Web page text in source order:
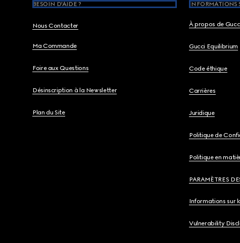
BESOIN D'AIDE ?
Nous Contacter
Ma Commande
Foire aux Questions
Désinscription à la Newsletter
Plan du Site
INFORMATIONS
À propos de
Gucci Equilibrium
Code éthique
Carrières
Juridique
Politique de
Politique en
PARAMÈTRES
Informations sur
Vulnerability